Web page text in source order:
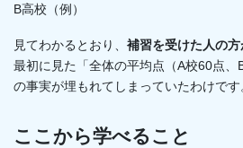
B高校（例）
見てわかるとおり、 補習を受けた人の
最初に見た「全体の平均点（A校60点、
の事実が埋もれてしまっていたわけです
ここから学べること